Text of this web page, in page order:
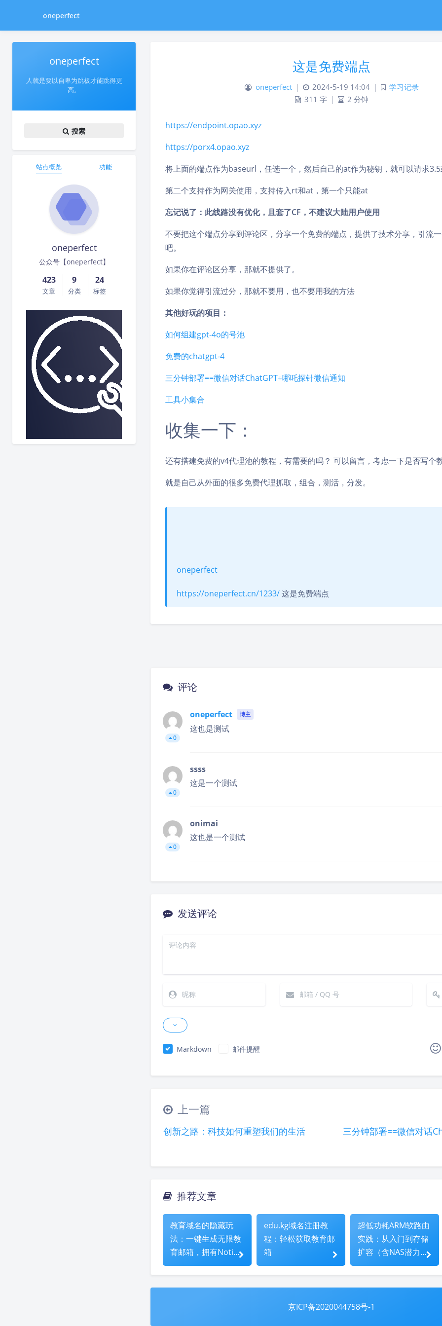
oneperfect
oneperfect
人就是要以自卑为跳板才能跳得更
高。
搜索
站点概览 功能
oneperfect
公众号【oneperfect】
423
文章
9
分类
24
标签
这是免费端点
oneperfect | 2024-5-19 14:04 |
学习记录
311 字 | 2 分钟
https://endpoint.opao.xyz
https://porx4.opao.xyz
将上面的端点作为baseurl，任选一个，然后自己的at作为秘钥，就可以请求
第二个支持作为网关使用，支持传入rt和at，第一个只能at
忘记说了：此线路没有优化，且套了CF，不建议大陆用户使用
不要把这个端点分享到评论区，分享一个免费的端点，提供了技术分享，引流
吧。
如果你在评论区分享，那就不提供了。
如果你觉得引流过分，那就不要用，也不要用我的方法
其他好玩的项目：
如何组建gpt-4o的号池
免费的chatgpt-4
三分钟部署==微信对话ChatGPT+哪吒探针微信通知
工具小集合
收集一下：
还有搭建免费的v4代理池的教程，有需要的吗？ 可以留言，考虑一下是否写个
就是自己从外面的很多免费代理抓取，组合，测活，分发。
oneperfect
https://oneperfect.cn/1233/这是免费端点
评论
0
oneperfect 博主
这也是测试
0
ssss
这是一个测试
0
onimai
这也是一个测试
发送评论
Markdown 邮件提醒
|´・ω・)ノ ヾ(≧∇≦*)ゝ
(☆ω☆)
(´இ皿இ｀)
⌇●﹏●⌇ (ฅ´ω`ฅ)
Σ(っ °Д °;)っ
( ,,´･ω･)ﾉ"(´っω･｀｡)
上一篇
创新之路：科技如何重塑我们的生活 三分钟部署==微信对话
推荐文章
教育域名的隐藏玩
法：一键生成无限教
育邮箱，拥有Notion
等权益
edu.kg域名注册教
程：轻松获取教育邮
箱
超低功耗ARM软路由
实践：从入门到存储
扩容（含NAS潜力探
索）
京ICP备2020044758号-1